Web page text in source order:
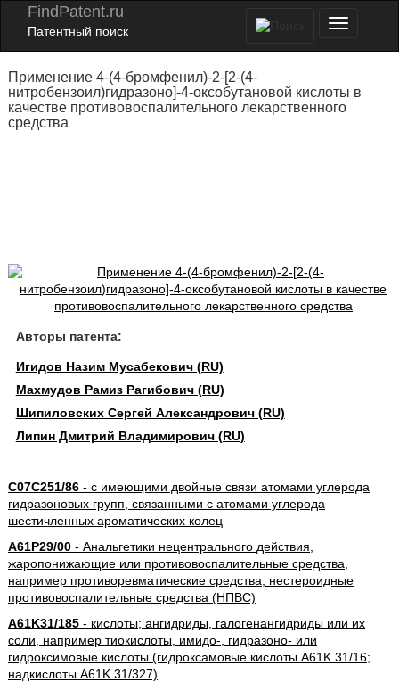
FindPatent.ru
Патентный поиск
Применение 4-(4-бромфенил)-2-[2-(4-
нитробензоил)гидразоно]-4-оксобутановой кислоты в
качестве противовоспалительного лекарственного
средства
Авторы патента:
Игидов Назим Мусабекович (RU)
Махмудов Рамиз Рагибович (RU)
Шипиловских Сергей Александрович (RU)
Липин Дмитрий Владимирович (RU)
C07C251/86- с имеющими двойные связи атомами углерода
гидразоновых групп, связанными с атомами углерода
шестичленных ароматических колец
A61P29/00- Анальгетики нецентрального действия,
жаропонижающие или противовоспалительные средства,
например противоревматические средства; нестероидные
противовоспалительные средства (НПВС)
A61K31/185- кислоты; ангидриды, галогенангидриды или их
соли, например тиокислоты, имидо-, гидразоно- или
гидроксимовые кислоты (гидроксамовые кислоты A61K 31/16;
надкислоты A61K 31/327)